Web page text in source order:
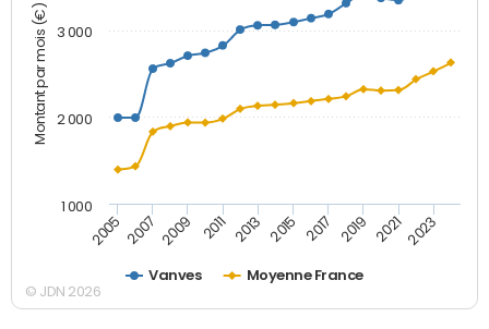
Montant par mois (€)
Vanves Moyenne France
2005 2007 2009 2011 2013 2015 2017 2019 2021 2023
1 000
2 000
3 000
© JDN 2026